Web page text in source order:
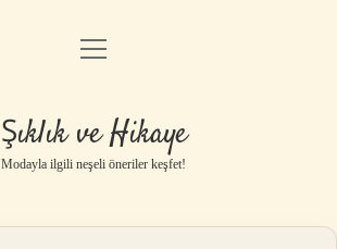
Gizlilik Politikası
Yasal Uyarı
menüyü
Şıklık ve Hikaye
Modayla ilgili neşeli öneriler keşfet!